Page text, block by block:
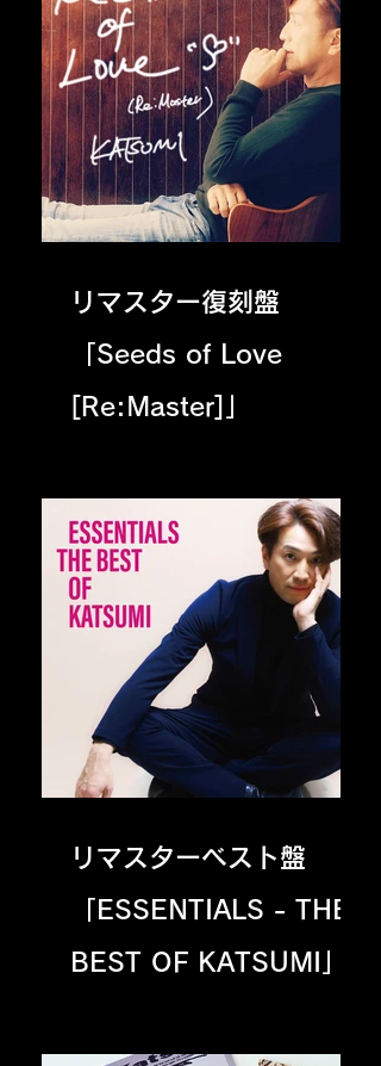
リマスター復刻盤
「Seeds of Love
[Re:Master]」
リマスターベスト盤
「ESSENTIALS - THE
BEST OF KATSUMI」